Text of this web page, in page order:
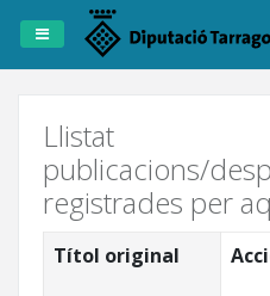
Registre
de
Dipta
Llistat
publicacions/
registrades per
Títol original